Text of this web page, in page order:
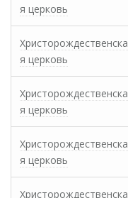
я церковь
Христорождественска
я церковь
Христорождественска
я церковь
Христорождественска
я церковь
Христорождественска